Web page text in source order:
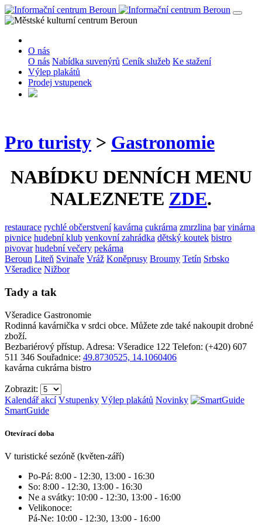
O nás
O nás Nabídka suvenýrů Ceník služeb Ke stažení
Výlep plakátů
Prodej vstupenek
Pro turisty > Gastronomie
NABÍDKU DENNÍCH MENU
NALEZNETE ZDE.
restaurace rychlé občerstvení kavárna cukrárna zmrzlina bar vinárna
pivnice hudební klub venkovní zahrádka dětský koutek bistro
pivovar hudební večery pekárna
Beroun Liteň Svinaře Vráž Koněprusy Broumy Tetín Srbsko
Všeradice Nižbor
Tady a tak
Všeradice Gastronomie
Rodinná kavárnička v srdci obce. Můžete zde také nakoupit drobné
zboží.
Bezbariérový přístup. Adresa: Všeradice 122 Telefon: (+420) 607
511 346 Souřadnice: 49.8730525, 14.1060406
kavárna cukrárna bistro
Zobrazit:
Kalendář akcí Vstupenky Výlep plakátů Novinky
SmartGuide
Otevírací doba
V turistické sezóně (květen-září)
Po-Pá: 8:00 - 12:30, 13:00 - 16:30
So: 8:00 - 12:30, 13:00 - 16:30
Ne a svátky: 10:00 - 12:30, 13:00 - 16:00
Velikonoce:
Pá-Ne: 10:00 - 12:30, 13:00 - 16:00